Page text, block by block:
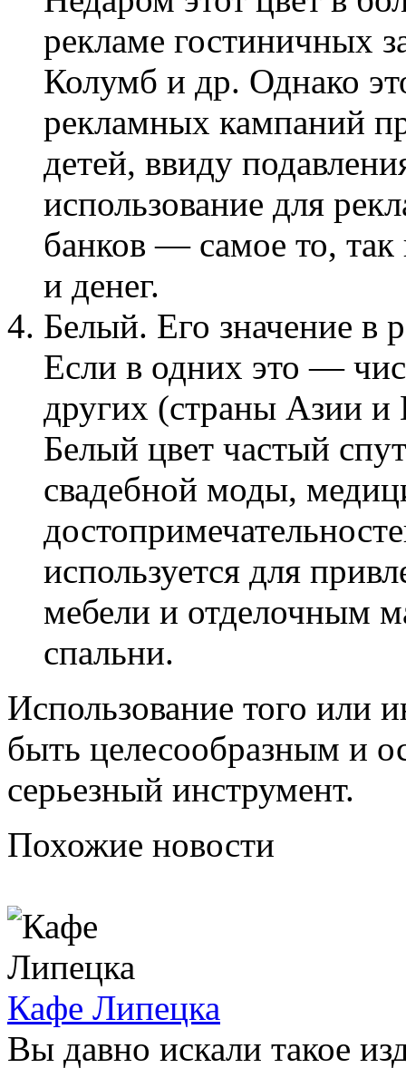
рекламе гостиничных
Колумб и др. Однако
рекламных кампаний
детей, ввиду
использование для
банков — самое то, так
и денег.
Белый. Его значение в
Если в одних это —
других (страны Азии
Белый цвет частый
свадебной моды,
используется для
мебели и отделочным
спальни.
Использование того или
быть целесообразным и
серьезный инструмент.
Похожие новости
Кафе Липецка
Вы давно искали такое